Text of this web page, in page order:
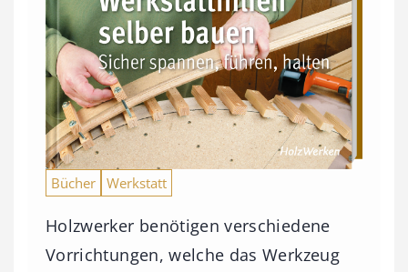
Bücher Werkstatt
Holzwerker benötigen verschiedene
Vorrichtungen, welche das Werkzeug